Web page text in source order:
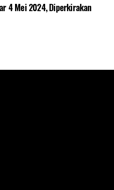
4 Mei 2024, Diperkirakan